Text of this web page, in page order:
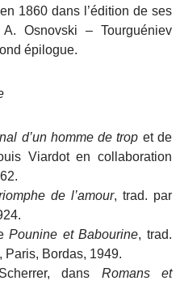
1860 dans l’édition de ses
Osnovski – Tourguéniev
épilogue.
d’un homme de trop et de
Viardot en collaboration
de l’amour, trad. par
Pounine et Babourine, trad.
Paris, Bordas, 1949.
dans Romans et